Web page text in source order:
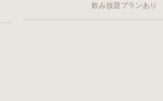
飲み放題プランあり